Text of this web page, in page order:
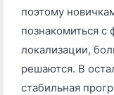
поэтому
познакомиться с
локализации,
решаются. В
стабильная